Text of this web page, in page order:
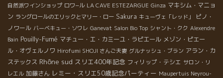
自然派ワインショップ ロワ−ル LA CAVE ESTEZARGUE Ginza マキシム・マニョ
ン ラングロールのエリックとマリー・ロー Sakura キューヴェ「レッド」
ピノ・
ノワール バーベキュー・ソワレ Ganevat Salon Bio Top シャント・クク Alexendre
Bain Pouilly-Fumé マチュー・エ・カミーユ・ラピエール メゾン・ピエー
ル・オヴェルノワ Hirofumi SHOJI さんご夫妻 グルナッシュ・ブラン アラン・カ
ステックス Rhône sud スリエ400年記念 フィリップ・テシエ サロン・リ
レエル 加藤さん レミー・スリエ50歳記念パーティー Maupertuis Neyrou-